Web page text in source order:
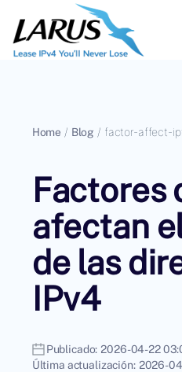
Home / Blog / factor-affect-
Factores
afectan
de las
IPv4
Publicado: 2026-04-22
Última actualización: 2026-